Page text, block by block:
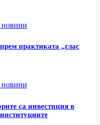
практиката „глас
са инвестиция в